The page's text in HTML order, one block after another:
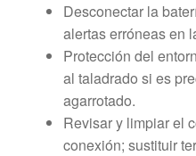
Desconectar la
alertas erróneas en
Protección del
al taladrado si es
agarrotado.
Revisar y limpiar el
conexión; sustituir